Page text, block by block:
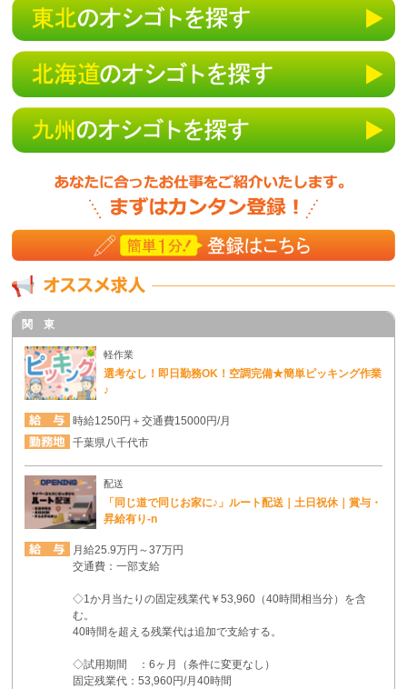
関 東
軽作業
選考なし！即日勤務OK！空調完備★簡単ピッキング作業
♪
時給1250円＋交通費15000円/月
千葉県八千代市
配送
「同じ道で同じお家に♪」ルート配送｜土日祝休｜賞与・
昇給有り-n
月給25.9万円～37万円
交通費：一部支給
◇1か月当たりの固定残業代￥53,960（40時間相当分）を含
む。
40時間を超える残業代は追加で支給する。
◇試用期間 ：6ヶ月（条件に変更なし）
固定残業代：53,960円/月40時間